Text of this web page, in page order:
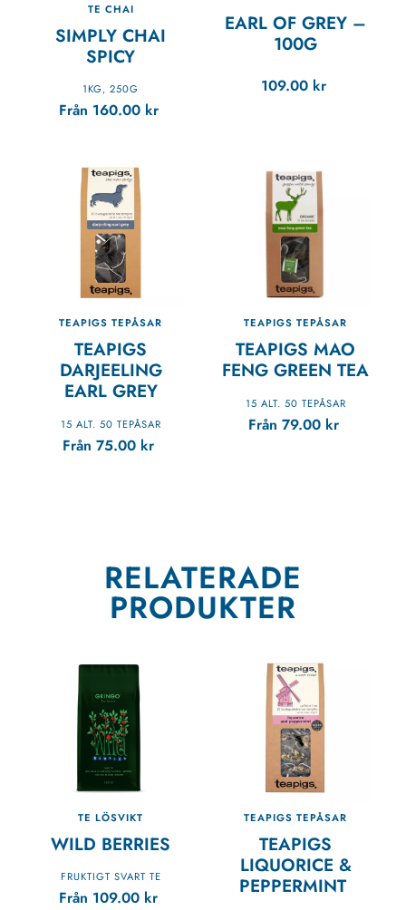
TE CHAI
SIMPLY CHAI
SPICY
1KG , 250G
Från 160.00 kr
EARL OF GREY –
100G
109.00 kr
TEAPIGS TEPÅSAR
TEAPIGS
DARJEELING
EARL GREY
15 ALT. 50 TEPÅSAR
Från 75.00 kr
TEAPIGS TEPÅSAR
TEAPIGS MAO
FENG GREEN TEA
15 ALT. 50 TEPÅSAR
Från 79.00 kr
RELATERADE
PRODUKTER
TE LÖSVIKT
WILD BERRIES
FRUKTIGT SVART TE
Från 109.00 kr
TEAPIGS TEPÅSAR
TEAPIGS
LIQUORICE &
PEPPERMINT